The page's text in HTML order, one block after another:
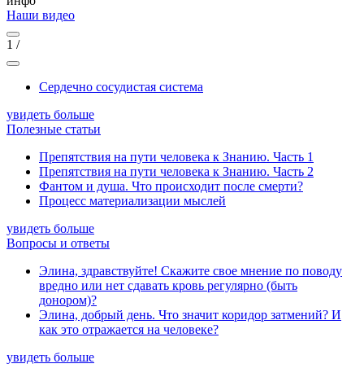
Наши видео
1 /
Сердечно сосудистая система
увидеть больше
Полезные статьи
Препятствия на пути человека к Знанию. Часть 1
Препятствия на пути человека к Знанию. Часть 2
Фантом и душа. Что происходит после смерти?
Процесс материализации мыслей
увидеть больше
Вопросы и ответы
Элина, здравствуйте! Скажите свое мнение по поводу
вредно или нет сдавать кровь регулярно (быть
донором)?
Элина, добрый день. Что значит коридор затмений? И
как это отражается на человеке?
увидеть больше